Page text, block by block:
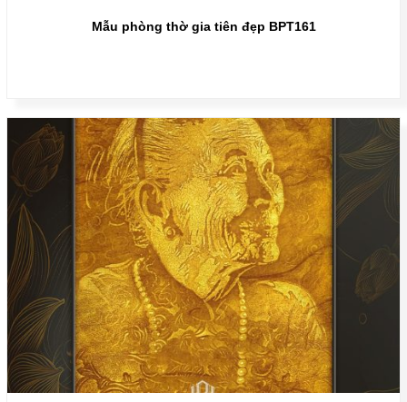
Mẫu phòng thờ gia tiên đẹp BPT161